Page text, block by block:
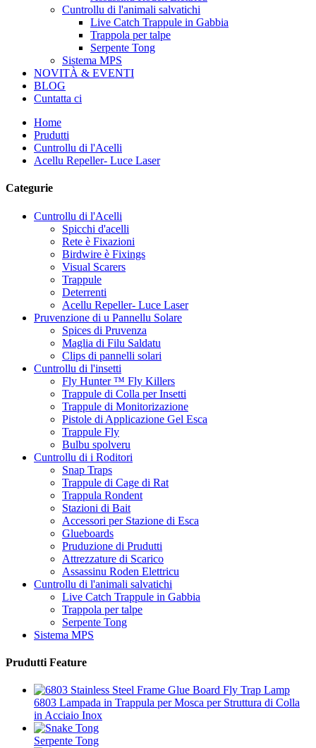
Cuntrollu di l'animali salvatichi
Live Catch Trappule in Gabbia
Trappola per talpe
Serpente Tong
Sistema MPS
NOVITÀ & EVENTI
BLOG
Cuntatta ci
Home
Prudutti
Cuntrollu di l'Acelli
Acellu Repeller- Luce Laser
Categurie
Cuntrollu di l'Acelli
Spicchi d'acelli
Rete è Fixazioni
Birdwire è Fixings
Visual Scarers
Trappule
Deterrenti
Acellu Repeller- Luce Laser
Pruvenzione di u Pannellu Solare
Spices di Pruvenza
Maglia di Filu Saldatu
Clips di pannelli solari
Cuntrollu di l'insetti
Fly Hunter ™ Fly Killers
Trappule di Colla per Insetti
Trappule di Monitorizazione
Pistole di Applicazione Gel Esca
Trappule Fly
Bulbu spolveru
Cuntrollu di i Roditori
Snap Traps
Trappule di Cage di Rat
Trappula Rondent
Stazioni di Bait
Accessori per Stazione di Esca
Glueboards
Pruduzione di Prudutti
Attrezzature di Scarico
Assassinu Roden Elettricu
Cuntrollu di l'animali salvatichi
Live Catch Trappule in Gabbia
Trappola per talpe
Serpente Tong
Sistema MPS
Prudutti Feature
6803 Lampada in Trappula per Mosca per Struttura di Colla
in Acciaio Inox
Serpente Tong